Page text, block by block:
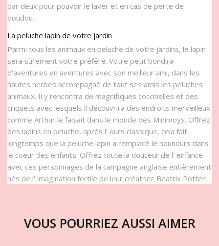
par deux pour pouvoir le laver et en cas de perte de
doudou.
La peluche lapin de votre jardin
Parmi tous les animaux en peluche de votre jardins, le lapin
sera sûrement votre préféré. Votre petit bondira
d'aventures en aventures avec son meilleur ami, dans les
hautes herbes accompagné de tout ses amis les peluches
animaux. Il y rencontra de magnifiques coccinelles et des
criquets avec lesquels il découvrira des endroits merveilleux
comme Arthur le faisait dans le monde des Minimoys. Offrez
des lapins en peluche, après l' ours classique, cela fait
longtemps que la peluche lapin a remplacé le nounours dans
le coeur des enfants. Offrez toute la douceur de l' enfance
avec ces personnages de la campagne anglaise entièrement
nés de l' imagination fertile de leur créatrice Beatrix Potter!
VOUS POURRIEZ AUSSI AIMER